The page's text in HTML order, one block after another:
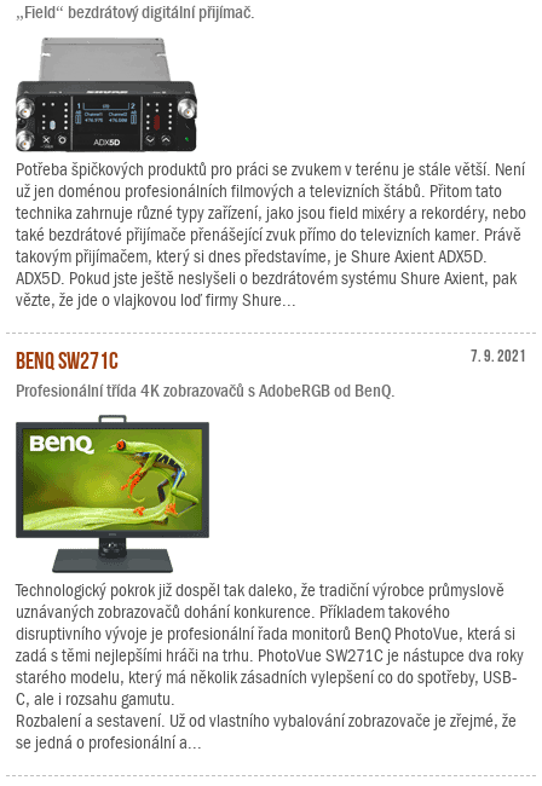
„Field“ bezdrátový digitální přijímač.
Potřeba špičkových produktů pro práci se zvukem v terénu je stále větší. Není
už jen doménou profesionálních filmových a televizních štábů. Přitom tato
technika zahrnuje různé typy zařízení, jako jsou field mixéry a rekordéry, nebo
také bezdrátové přijímače přenášející zvuk přímo do televizních kamer. Právě
takovým přijímačem, který si dnes představíme, je Shure Axient ADX5D.
ADX5D. Pokud jste ještě neslyšeli o bezdrátovém systému Shure Axient, pak
vězte, že jde o vlajkovou loď firmy Shure...
7. 9. 2021
BenQ SW271C
Profesionální třída 4K zobrazovačů s AdobeRGB od BenQ.
Technologický pokrok již dospěl tak daleko, že tradiční výrobce průmyslově
uznávaných zobrazovačů dohání konkurence. Příkladem takového
disruptivního vývoje je profesionální řada monitorů BenQ PhotoVue, která si
zadá s těmi nejlepšími hráči na trhu. PhotoVue SW271C je nástupce dva roky
starého modelu, který má několik zásadních vylepšení co do spotřeby, USB-
C, ale i rozsahu gamutu.
Rozbalení a sestavení. Už od vlastního vybalování zobrazovače je zřejmé, že
se jedná o profesionální a...